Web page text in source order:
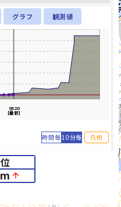
雲出川(
グラフ 観測値
08:20
[最新]
時間毎10分毎 凡例
m arrow_upward